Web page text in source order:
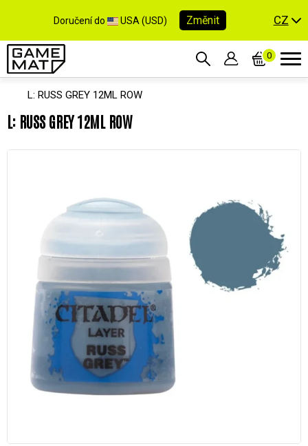
Doručení do USA (USD) Změnit CZ
0
L: RUSS GREY 12ML ROW
L: RUSS GREY 12ML ROW